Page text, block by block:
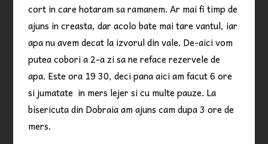
cort in care hotaram sa ramanem. Ar mai fi timp de
ajuns in creasta, dar acolo bate mai tare vantul, iar
apa nu avem decat la izvorul din vale. De-aici vom
putea cobori a 2-a zi sa ne reface rezervele de
apa. Este ora 19 30, deci pana aici am facut 6 ore
si jumatate in mers lejer si cu multe pauze. La
bisericuta din Dobraia am ajuns cam dupa 3 ore de
mers.